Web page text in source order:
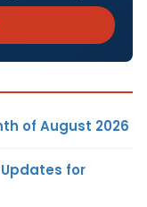
of August 2026
for